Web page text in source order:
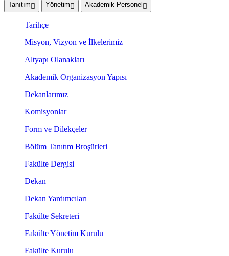
Tanıtım Yönetim Akademik Personel
Tarihçe
Misyon, Vizyon ve İlkelerimiz
Altyapı Olanakları
Akademik Organizasyon Yapısı
Dekanlarımız
Komisyonlar
Form ve Dilekçeler
Bölüm Tanıtım Broşürleri
Fakülte Dergisi
Dekan
Dekan Yardımcıları
Fakülte Sekreteri
Fakülte Yönetim Kurulu
Fakülte Kurulu